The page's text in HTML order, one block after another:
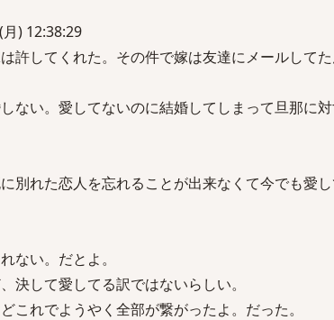
) 12:38:29
許してくれた。その件で嫁は友達にメールして
ない。愛してないのに結婚してしまって旦那に
別れた恋人を忘れることが出来なくて今でも愛
ない。だとよ。
決して愛してる訳ではないらしい。
これでようやく全部が繋がったよ。だった。